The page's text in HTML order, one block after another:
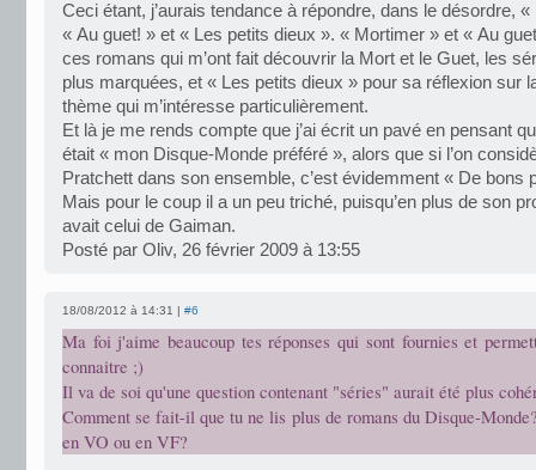
Ceci étant, j’aurais tendance à répondre, dans le désordre,
« Au guet! » et « Les petits dieux ». « Mortimer » et « Au
ces romans qui m’ont fait découvrir la Mort et le Guet, les
plus marquées, et « Les petits dieux » pour sa réflexion sur
thème qui m’intéresse particulièrement.
Et là je me rends compte que j’ai écrit un pavé en pensant
était « mon Disque-Monde préféré », alors que si l’on
Pratchett dans son ensemble, c’est évidemment « De
Mais pour le coup il a un peu triché, puisqu’en plus de son
avait celui de Gaiman.
Posté par Oliv, 26 février 2009 à 13:55
18/08/2012 à 14:31 | #6
Ma foi j'aime beaucoup tes réponses qui sont fournies et
connaitre ;)
Il va de soi qu'une question contenant "séries" aurait été plus
Comment se fait-il que tu ne lis plus de romans du Disque-
en VO ou en VF?